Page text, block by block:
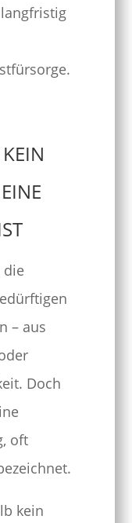
die
– aus
Doch
oft
kein